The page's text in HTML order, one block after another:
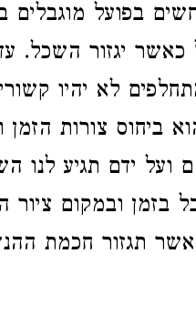
בפועל מוגבלים
כאשר יגזור השכל.
לא יהיו
ביחוס צורות הזמן
ידם תגיע לנו
בזמן ובמקום ציור
תגזור חכמת